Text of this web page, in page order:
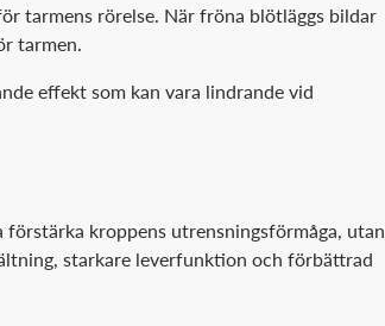
tarmens rörelse. När fröna blötläggs bildar
tarmen.
effekt som kan vara lindrande vid
kroppens utrensningsförmåga, utan
starkare leverfunktion och förbättrad